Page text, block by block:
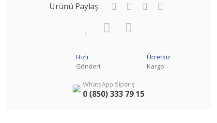
Ürünü Paylaş :
Hızlı
Gönderi
Ücretsiz
Kargo
WhatsApp Sipariş
0 (850) 333 79 15